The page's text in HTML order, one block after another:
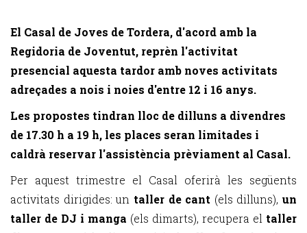
El Casal de Joves de Tordera, d'acord amb la
Regidoria de Joventut, reprèn l'activitat
presencial aquesta tardor amb noves activitats
adreçades a nois i noies d'entre 12 i 16 anys.
Les propostes tindran lloc de dilluns a divendres
de 17.30 h a 19 h, les places seran limitades i
caldrà reservar l'assistència prèviament al Casal.
Per aquest trimestre el Casal oferirà les següents
activitats dirigides: un taller de cant (els dilluns), un
taller de DJ i manga (els dimarts), recupera el taller